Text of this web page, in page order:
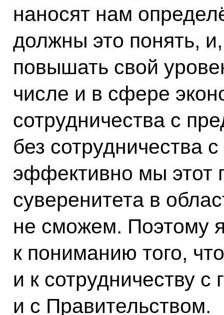
наносят нам
должны это понять,
повышать свой
числе и в сфере
сотрудничества с
без сотрудничества
эффективно мы этот
суверенитета в
не сможем. Поэтому
к пониманию того,
и к сотрудничеству с
и с Правительством.